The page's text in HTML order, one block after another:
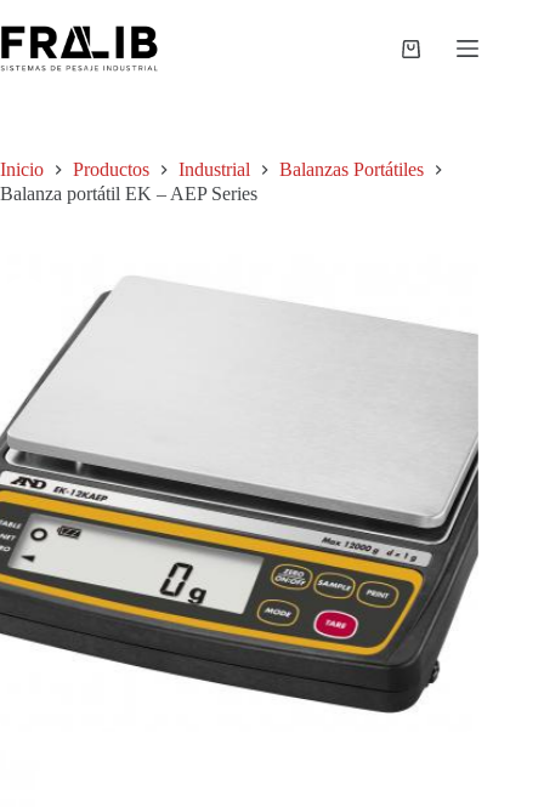
al
contenido
Shopping
Inicio Productos Industrial
Balanzas Portátiles
Balanza portátil EK – AEP Series